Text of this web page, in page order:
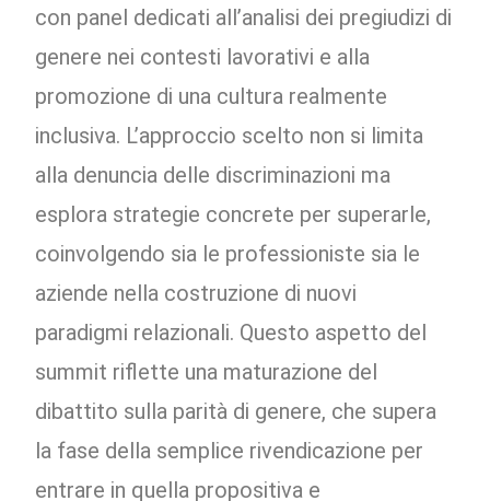
con panel dedicati all’analisi dei pregiudizi di
genere nei contesti lavorativi e alla
promozione di una cultura realmente
inclusiva. L’approccio scelto non si limita
alla denuncia delle discriminazioni ma
esplora strategie concrete per superarle,
coinvolgendo sia le professioniste sia le
aziende nella costruzione di nuovi
paradigmi relazionali. Questo aspetto del
summit riflette una maturazione del
dibattito sulla parità di genere, che supera
la fase della semplice rivendicazione per
entrare in quella propositiva e